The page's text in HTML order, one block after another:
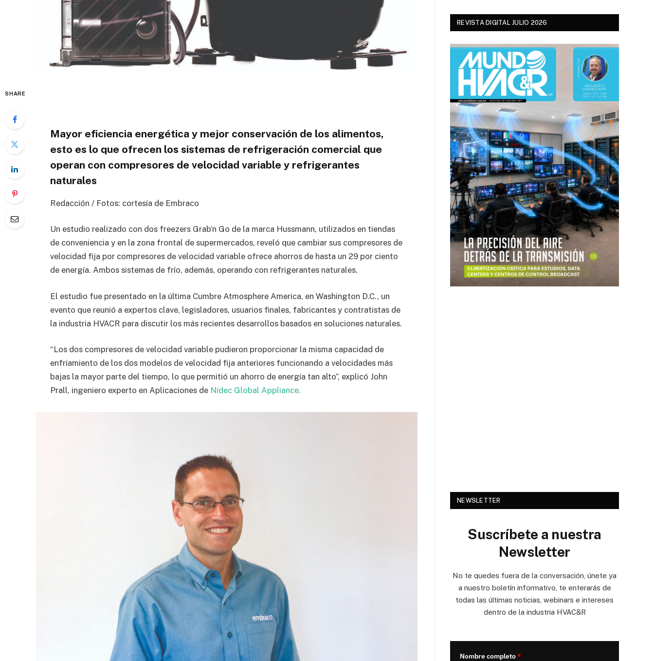
SHARE
Mayor eficiencia energética y mejor conservación de los alimentos,
esto es lo que ofrecen los sistemas de refrigeración comercial que
operan con compresores de velocidad variable y refrigerantes
naturales
Redacción / Fotos: cortesía de Embraco
Un estudio realizado con dos freezers Grab’n Go de la marca Hussmann, utilizados en tiendas
de conveniencia y en la zona frontal de supermercados, reveló que cambiar sus compresores de
velocidad fija por compresores de velocidad variable ofrece ahorros de hasta un 29 por ciento
de energía. Ambos sistemas de frío, además, operando con refrigerantes naturales.
El estudio fue presentado en la última Cumbre Atmosphere America, en Washington D.C., un
evento que reunió a expertos clave, legisladores, usuarios finales, fabricantes y contratistas de
la industria HVACR para discutir los más recientes desarrollos basados en soluciones naturales.
“Los dos compresores de velocidad variable pudieron proporcionar la misma capacidad de
enfriamiento de los dos modelos de velocidad fija anteriores funcionando a velocidades más
bajas la mayor parte del tiempo, lo que permitió un ahorro de energía tan alto”, explicó John
Prall, ingeniero experto en Aplicaciones de Nidec Global Appliance.
REVISTA DIGITAL JULIO 2026
NEWSLETTER
Suscríbete a nuestra
Newsletter
No te quedes fuera de la conversación, únete ya
a nuestro boletín informativo, te enterarás de
todas las últimas noticias, webinars e intereses
dentro de la industria HVAC&R
Nombre completo*